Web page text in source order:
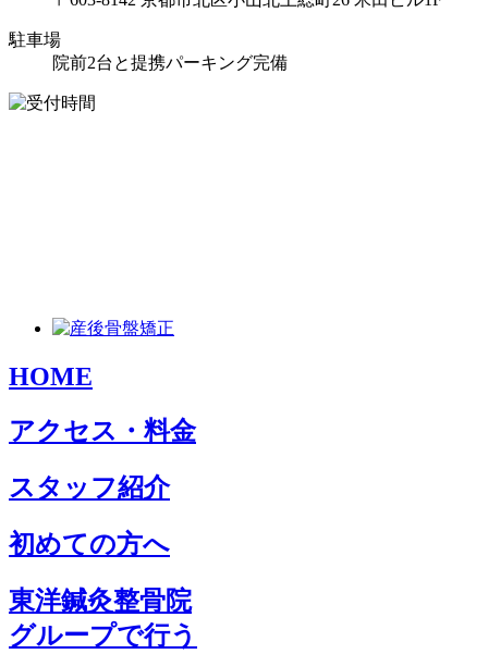
駐車場
院前2台と提携パーキング完備
HOME
アクセス・料金
スタッフ紹介
初めての方へ
東洋鍼灸整骨院
グループで行う